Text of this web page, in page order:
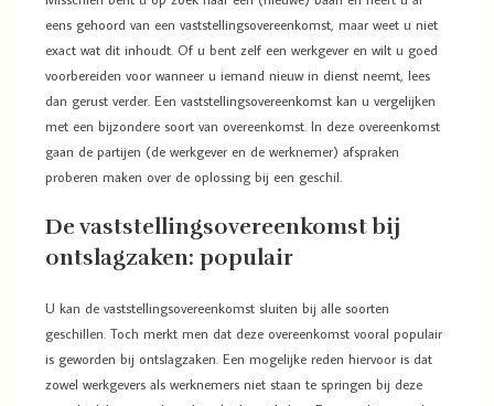
eens gehoord van een vaststellingsovereenkomst, maar weet u niet
exact wat dit inhoudt. Of u bent zelf een werkgever en wilt u goed
voorbereiden voor wanneer u iemand nieuw in dienst neemt, lees
dan gerust verder. Een vaststellingsovereenkomst kan u vergelijken
met een bijzondere soort van overeenkomst. In deze overeenkomst
gaan de partijen (de werkgever en de werknemer) afspraken
proberen maken over de oplossing bij een geschil.
De vaststellingsovereenkomst bij
ontslagzaken: populair
U kan de vaststellingsovereenkomst sluiten bij alle soorten
geschillen. Toch merkt men dat deze overeenkomst vooral populair
is geworden bij ontslagzaken. Een mogelijke reden hiervoor is dat
zowel werkgevers als werknemers niet staan te springen bij deze